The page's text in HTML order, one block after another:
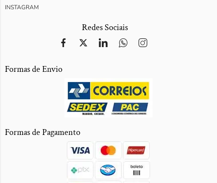
INSTAGRAM
Redes Sociais
Formas de Envio
Formas de Pagamento